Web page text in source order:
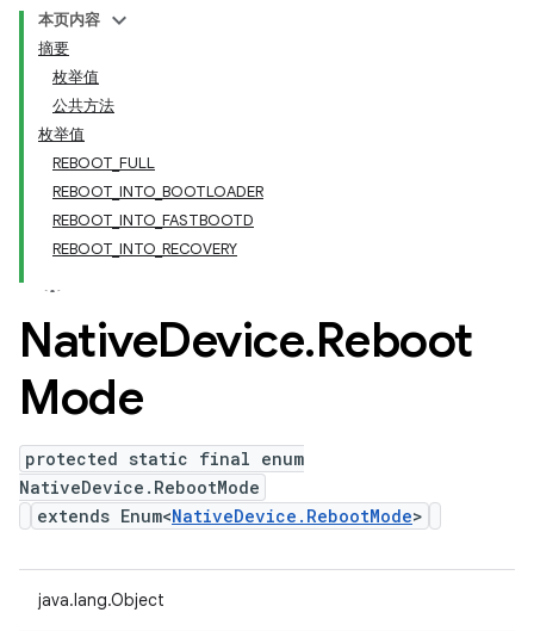
本页内容
摘要
枚举值
公共方法
枚举值
REBOOT_FULL
REBOOT_INTO_BOOTLOADER
REBOOT_INTO_FASTBOOTD
REBOOT_INTO_RECOVERY
NativeDevice.Reboot
Mode
protected static final enum
NativeDevice.RebootMode
extends Enum<NativeDevice.RebootMode>
java.lang.Object